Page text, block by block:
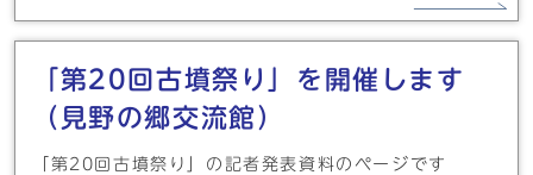
「第20回古墳祭り」を開催します
（見野の郷交流館）
「第20回古墳祭り」の記者発表資料のページです